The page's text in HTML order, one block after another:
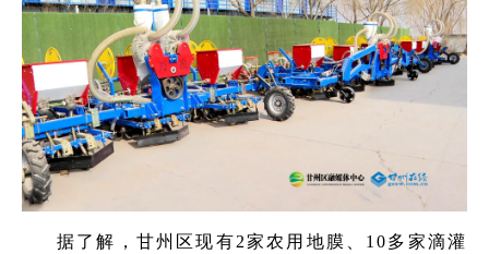
据了解，甘州区现有2家农用地膜、10多家滴灌